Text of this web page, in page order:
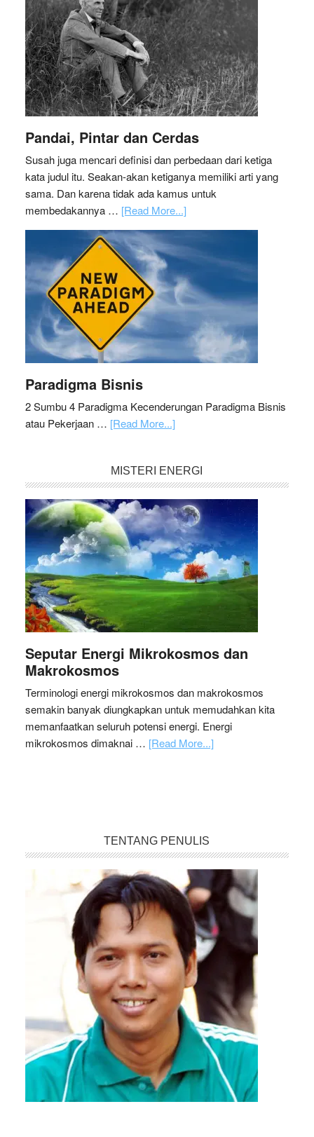
Pandai, Pintar dan Cerdas
Susah juga mencari definisi dan perbedaan dari ketiga
kata judul itu. Seakan-akan ketiganya memiliki arti yang
sama. Dan karena tidak ada kamus untuk
membedakannya … [Read More...]
Paradigma Bisnis
2 Sumbu 4 Paradigma Kecenderungan Paradigma Bisnis
atau Pekerjaan … [Read More...]
MISTERI ENERGI
Seputar Energi Mikrokosmos dan
Makrokosmos
Terminologi energi mikrokosmos dan makrokosmos
semakin banyak diungkapkan untuk memudahkan kita
memanfaatkan seluruh potensi energi. Energi
mikrokosmos dimaknai … [Read More...]
TENTANG PENULIS